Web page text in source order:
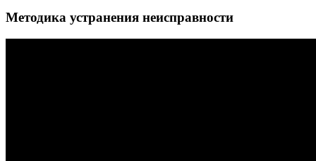
Методика устранения неисправности